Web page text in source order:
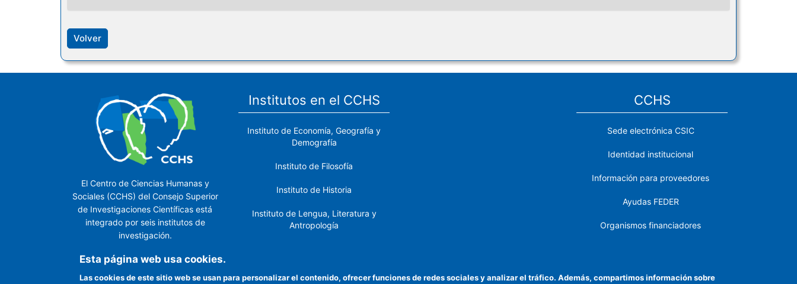
Volver
El Centro de Ciencias Humanas y
Sociales (CCHS) del Consejo Superior
de Investigaciones Científicas está
integrado por seis institutos de
investigación.
Institutos en el CCHS
Instituto de Economía, Geografía y
Demografía
Instituto de Filosofía
Instituto de Historia
Instituto de Lengua, Literatura y
Antropología
Próximo
CCHS
Sede electrónica CSIC
Identidad institucional
Información para proveedores
Ayudas FEDER
Organismos financiadores
Cómo llegar
Esta página web usa cookies.
Las cookies de este sitio web se usan para personalizar el contenido, ofrecer funciones de redes sociales y analizar el tráfico. Además, compartimos información sobre